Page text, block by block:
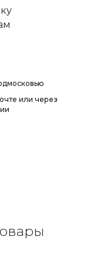
или через